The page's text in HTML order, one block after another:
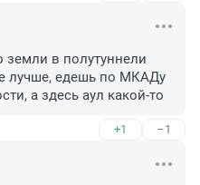
земли в полутуннели
лучше, едешь по МКАДу
а здесь аул какой-то
+1 –1